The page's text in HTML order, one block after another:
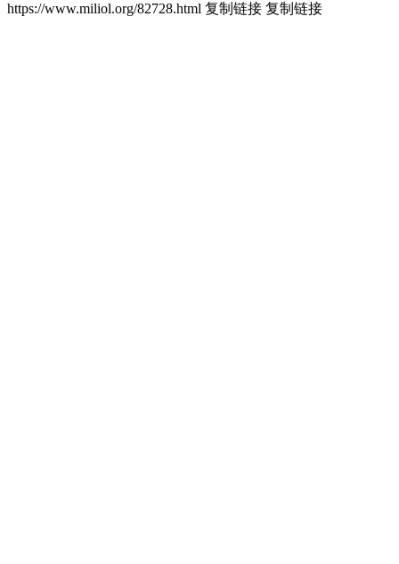
https://www.miliol.org/82728.html 复制链接 复制链接